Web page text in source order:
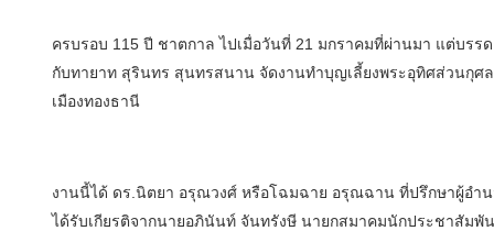
ครบรอบ 115 ปี ชาตกาล ไปเมื่อวันที่ 21 มกราคมที่ผ่านมา แต่บร
กับทายาท สุรินทร สุนทรสนาน จัดงานทำบุญเลี้ยงพระอุทิศส่วนกุ
เมืองทองธานี
งานนี้ได้ ดร.นิตยา อรุณวงศ์ หรือโฉมฉาย อรุณฉาน ที่ปรึกษาผู้อำ
ได้รับเกียรติจากนายอภินันท์ จันทรังษี นายกสมาคมนักประชาสัม